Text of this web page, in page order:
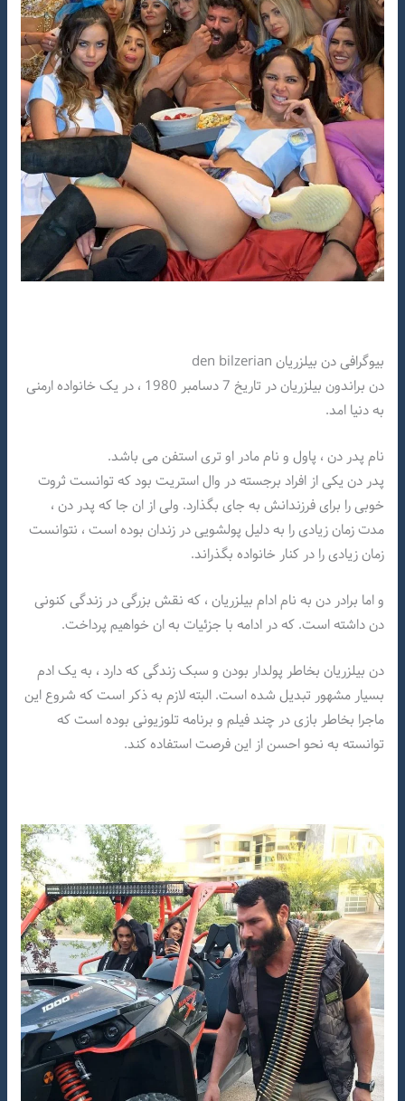
بیوگرافی دن بیلزریان den bilzerian
دن براندون بیلزریان در تاریخ 7 دسامبر 1980 ، در یک خانواده ارمنی
به دنیا امد.
نام پدر دن ، پاول و نام مادر او تری استفن می باشد.
پدر دن یکی از افراد برجسته در وال استریت بود که توانست ثروت
خوبی را برای فرزندانش به جای بگذارد. ولی از ان جا که پدر دن ،
مدت زمان زیادی را به دلیل پولشویی در زندان بوده است ، نتوانست
زمان زیادی را در کنار خانواده بگذراند.
و اما برادر دن به نام ادام بیلزریان ، که نقش بزرگی در زندگی کنونی
دن داشته است. که در ادامه با جزئیات به ان خواهیم پرداخت.
دن بیلزریان بخاطر پولدار بودن و سبک زندگی که دارد ، به یک ادم
بسیار مشهور تبدیل شده است. البته لازم به ذکر است که شروع این
ماجرا بخاطر بازی در چند فیلم و برنامه تلوزیونی بوده است که
توانسته به نحو احسن از این فرصت استفاده کند.